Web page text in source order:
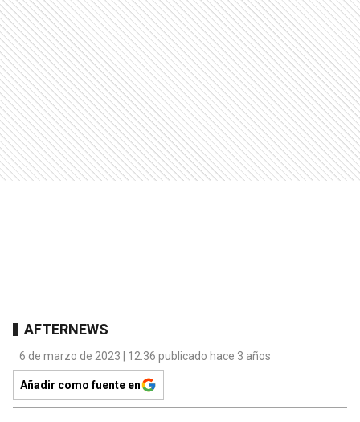
AFTERNEWS
6 de marzo de 2023 | 12:36 publicado hace 3 años
Añadir como fuente en